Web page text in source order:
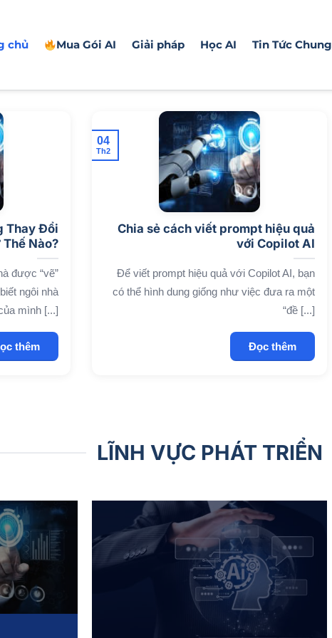
chủ Mua Gói AI Giải pháp Học AI Tin Tức Chung
Thay Đổi
Nào?
được “vẽ”
ngôi nhà
mình [...]
thêm
Chia sẻ cách viết prompt hiệu quả
với Copilot AI
Để viết prompt hiệu quả với Copilot AI, bạn
có thể hình dung giống như việc đưa ra một
“đề [...]
Đọc thêm
04
Th2
LĨNH VỰC PHÁT TRIỂN